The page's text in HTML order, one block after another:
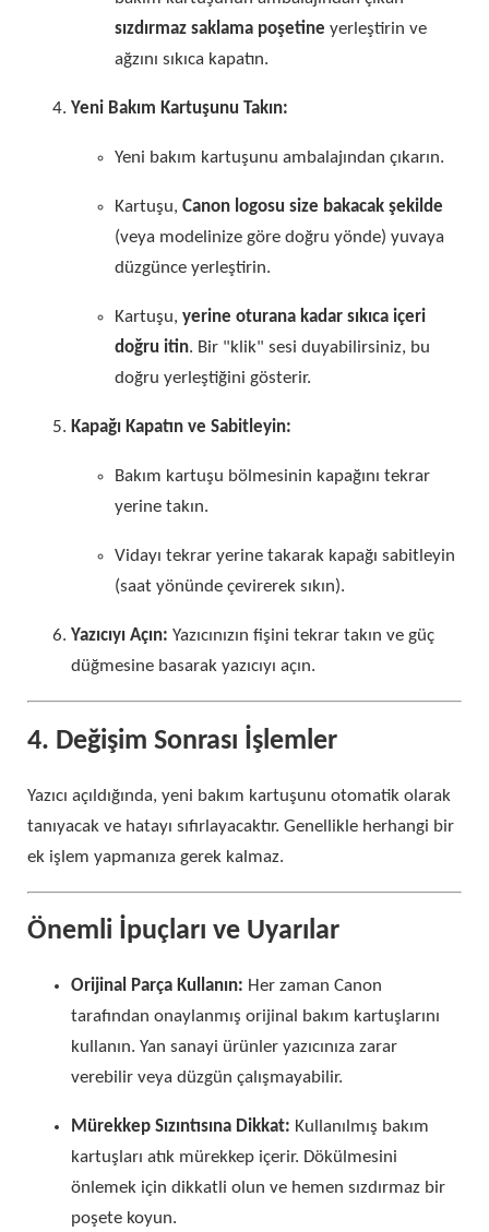
sızdırmaz saklama poşetine yerleştirin ve
ağzını sıkıca kapatın.
Yeni Bakım Kartuşunu Takın:
Yeni bakım kartuşunu ambalajından çıkarın.
Kartuşu, Canon logosu size bakacak şekilde
(veya modelinize göre doğru yönde) yuvaya
düzgünce yerleştirin.
Kartuşu, yerine oturana kadar sıkıca içeri
doğru itin. Bir "klik" sesi duyabilirsiniz, bu
doğru yerleştiğini gösterir.
Kapağı Kapatın ve Sabitleyin:
Bakım kartuşu bölmesinin kapağını tekrar
yerine takın.
Vidayı tekrar yerine takarak kapağı sabitleyin
(saat yönünde çevirerek sıkın).
Yazıcıyı Açın: Yazıcınızın fişini tekrar takın ve güç
düğmesine basarak yazıcıyı açın.
4. Değişim Sonrası İşlemler
Yazıcı açıldığında, yeni bakım kartuşunu otomatik olarak
tanıyacak ve hatayı sıfırlayacaktır. Genellikle herhangi bir
ek işlem yapmanıza gerek kalmaz.
Önemli İpuçları ve Uyarılar
Orijinal Parça Kullanın: Her zaman Canon
tarafından onaylanmış orijinal bakım kartuşlarını
kullanın. Yan sanayi ürünler yazıcınıza zarar
verebilir veya düzgün çalışmayabilir.
Mürekkep Sızıntısına Dikkat: Kullanılmış bakım
kartuşları atık mürekkep içerir. Dökülmesini
önlemek için dikkatli olun ve hemen sızdırmaz bir
poşete koyun.